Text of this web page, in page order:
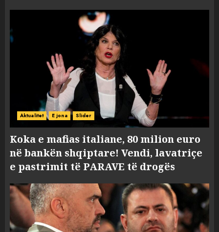
Aktualitet E jona Slider
Koka e mafias italiane, 80 milion euro
në bankën shqiptare! Vendi, lavatriçe
e pastrimit të PARAVE të drogës